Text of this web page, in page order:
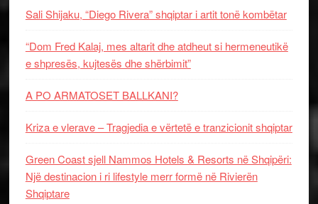
Sali Shijaku, “Diego Rivera” shqiptar i artit tonë kombëtar
“Dom Fred Kalaj, mes altarit dhe atdheut si hermeneutikë
e shpresës, kujtesës dhe shërbimit”
A PO ARMATOSET BALLKANI?
Kriza e vlerave – Tragjedia e vërtetë e tranzicionit shqiptar
Green Coast sjell Nammos Hotels & Resorts në Shqipëri:
Një destinacion i ri lifestyle merr formë në Rivierën
Shqiptare